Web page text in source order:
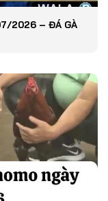
2026 – ĐÁ GÀ